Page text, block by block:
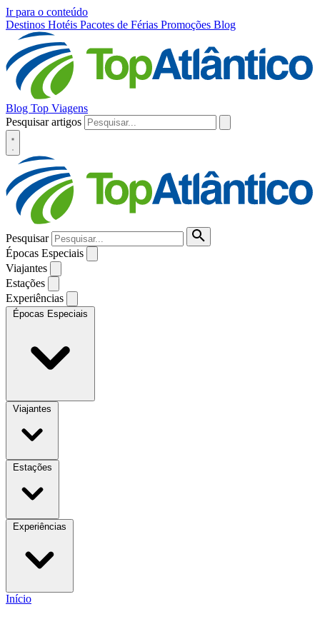
Ir para o conteúdo
Destinos Hotéis Pacotes de Férias Promoções Blog
Blog Top Viagens
Pesquisar artigos
Pesquisar
Épocas Especiais
Viajantes
Estações
Experiências
Épocas Especiais
Viajantes
Estações
Experiências
Início